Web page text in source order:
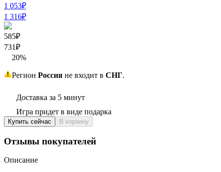
1 053₽
1 316₽
585₽
731₽
20%
Регион Россия не входит в СНГ.
Доставка за 5 минут
Игра придет в виде подарка
Купить сейчас В корзину
Отзывы покупателей
Описание